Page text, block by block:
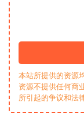
本站所提供的资源
资源不提供任何商
所引起的争议和法